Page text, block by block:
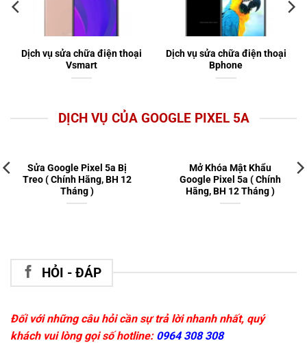
Dịch vụ sửa chữa điện thoại
Vsmart
Dịch vụ sửa chữa điện thoại
Bphone
DỊCH VỤ CỦA GOOGLE PIXEL 5A
Sửa Google Pixel 5a Bị
Treo ( Chính Hãng, BH 12
Tháng )
Mở Khóa Mật Khẩu
Google Pixel 5a ( Chính
Hãng, BH 12 Tháng )
HỎI - ĐÁP
Đối với những câu hỏi cần sự trả lời nhanh nhất, quý
khách vui lòng gọi số hotline: 0964 308 308